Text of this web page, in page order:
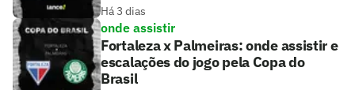
Há 3 dias
onde assistir
Fortaleza x Palmeiras: onde assistir e
escalações do jogo pela Copa do
Brasil